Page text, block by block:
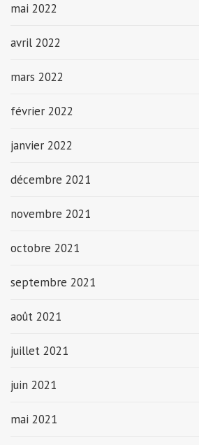
mai 2022
avril 2022
mars 2022
février 2022
janvier 2022
décembre 2021
novembre 2021
octobre 2021
septembre 2021
août 2021
juillet 2021
juin 2021
mai 2021